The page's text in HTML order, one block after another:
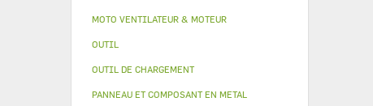
MOTO VENTILATEUR & MOTEUR
OUTIL
OUTIL DE CHARGEMENT
PANNEAU ET COMPOSANT EN METAL